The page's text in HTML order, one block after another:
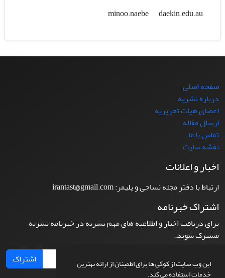
این وب سایت از کوکی ها برای اطمینان از ارائه بهترین
خدمات استفاده می کند.
daekin.edu.au
صفحه اصلی
درباره نشریه
اعضای هیات تحریریه
ارسال مقاله
تماس با ما
نقشه سایت
اخبار و اعلانات
ارتباط با دفتر مجله نساجی و پلیمر: irantast@gmail.com
اشتراک خبرنامه
برای دریافت اخبار و اطلاعیه های مهم نشریه در خبرنامه نشریه
مشترک شوید.
اشتراک